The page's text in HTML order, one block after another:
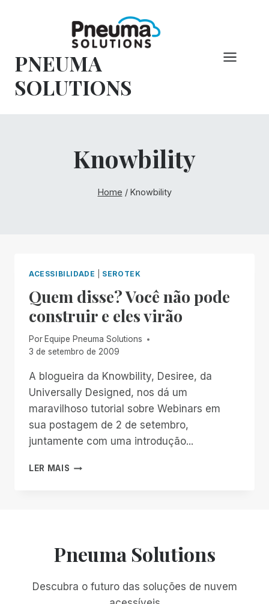
conteúdo
PNEUMA
SOLUTIONS
Knowbility
Home / Knowbility
ACESSIBILIDADE SEROTEK
Quem disse? Você não pode
construir e eles virão
Por Equipe Pneuma Solutions
3 de setembro de 2009
A blogueira da Knowbility, Desiree, da
Universally Designed, nos dá um
maravilhoso tutorial sobre Webinars em
sua postagem de 2 de setembro,
juntamente com uma introdução...
LER MAIS QUEM
ELES
Pneuma Solutions
Descubra o futuro das soluções de nuvem